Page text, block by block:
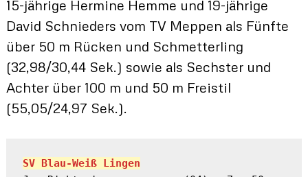
15-jährige Hermine Hemme und 19-jährige
David Schnieders vom TV Meppen als Fünfte
über 50 m Rücken und Schmetterling
(32,98/30,44 Sek.) sowie als Sechster und
Achter über 100 m und 50 m Freistil
(55,05/24,97 Sek.).
SV Blau-Weiß Lingen